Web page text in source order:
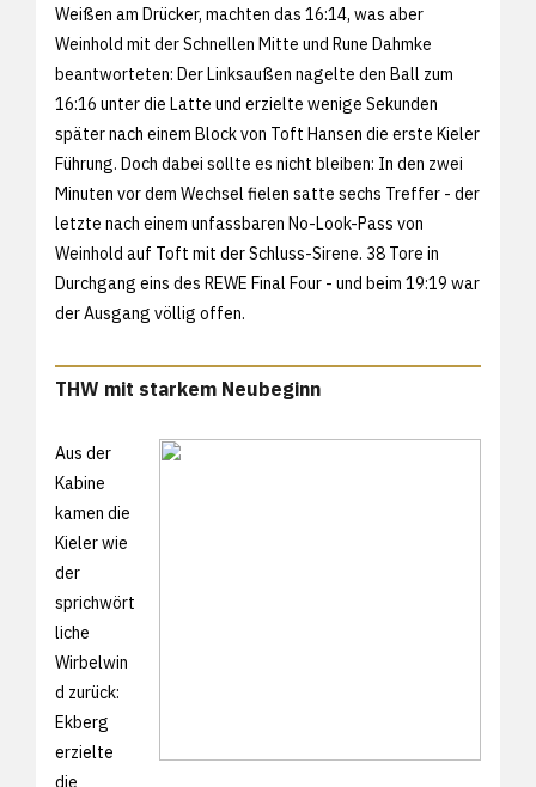
Weißen am Drücker, machten das 16:14, was aber
Weinhold mit der Schnellen Mitte und Rune Dahmke
beantworteten: Der Linksaußen nagelte den Ball zum
16:16 unter die Latte und erzielte wenige Sekunden
später nach einem Block von Toft Hansen die erste Kieler
Führung. Doch dabei sollte es nicht bleiben: In den zwei
Minuten vor dem Wechsel fielen satte sechs Treffer - der
letzte nach einem unfassbaren No-Look-Pass von
Weinhold auf Toft mit der Schluss-Sirene. 38 Tore in
Durchgang eins des REWE Final Four - und beim 19:19 war
der Ausgang völlig offen.
THW mit starkem Neubeginn
Aus der
Kabine
kamen die
Kieler wie
der
sprichwört
liche
Wirbelwin
d zurück:
Ekberg
erzielte
die